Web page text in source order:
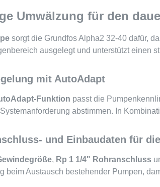
Umwälzung für den
sorgt die Grundfos Alpha2 32-40 dafür,
ausgelegt und unterstützt einen
mit AutoAdapt
Funktion passt die
abstimmen. In
und Einbaudaten für
, Rp 1 1/4" Rohranschluss
beim Austausch bestehender Pumpen,